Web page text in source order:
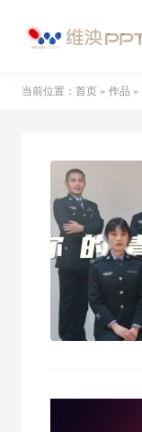
当前位置： 首页 » 作品 »